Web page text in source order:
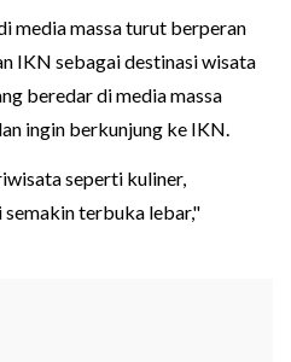
media massa turut berperan
IKN sebagai destinasi wisata
beredar di media massa
ingin berkunjung ke IKN.
seperti kuliner,
terbuka lebar,"